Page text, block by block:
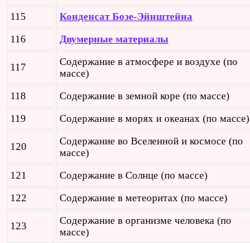
115 Конденсат Бозе-Эйнштейна
116 Двумерные материалы
117
Содержание в атмосфере и воздухе (по
массе)
118 Содержание в земной коре (по массе)
119 Содержание в морях и океанах (по массе)
120
Содержание во Вселенной и космосе (по
массе)
121 Содержание в Солнце (по массе)
122 Содержание в метеоритах (по массе)
123
Содержание в организме человека (по
массе)